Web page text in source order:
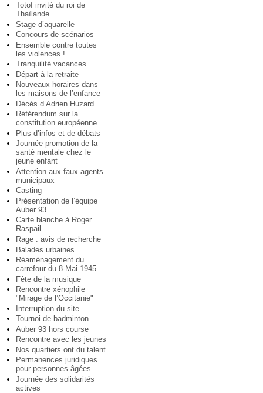
Totof invité du roi de
Thaïlande
Stage d’aquarelle
Concours de scénarios
Ensemble contre toutes
les violences !
Tranquilité vacances
Départ à la retraite
Nouveaux horaires dans
les maisons de l’enfance
Décès d’Adrien Huzard
Référendum sur la
constitution européenne
Plus d’infos et de débats
Journée promotion de la
santé mentale chez le
jeune enfant
Attention aux faux agents
municipaux
Casting
Présentation de l’équipe
Auber 93
Carte blanche à Roger
Raspail
Rage : avis de recherche
Balades urbaines
Réaménagement du
carrefour du 8-Mai 1945
Fête de la musique
Rencontre xénophile
"Mirage de l’Occitanie"
Interruption du site
Tournoi de badminton
Auber 93 hors course
Rencontre avec les jeunes
Nos quartiers ont du talent
Permanences juridiques
pour personnes âgées
Journée des solidarités
actives